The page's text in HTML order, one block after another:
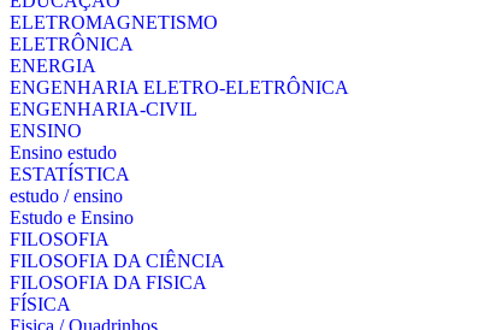
ELETROMAGNETISMO
ELETRÔNICA
ENERGIA
ENGENHARIA ELETRO-ELETRÔNICA
ENGENHARIA-CIVIL
ENSINO
Ensino estudo
ESTATÍSTICA
estudo / ensino
Estudo e Ensino
FILOSOFIA
FILOSOFIA DA CIÊNCIA
FILOSOFIA DA FISICA
FÍSICA
Fisica / Quadrinhos